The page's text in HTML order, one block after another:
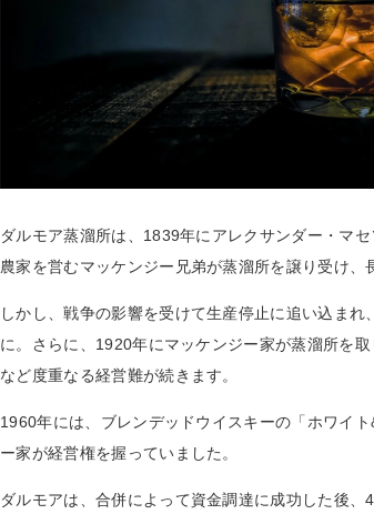
ダルモア蒸溜所は、1839年にアレクサンダー・マ
農家を営むマッケンジー兄弟が蒸溜所を譲り受け、
しかし、戦争の影響を受けて生産停止に追い込ま
に。さらに、1920年にマッケンジー家が蒸溜所を
など度重なる経営難が続きます。
1960年には、ブレンデッドウイスキーの「ホワイ
ー家が経営権を握っていました。
ダルモアは、合併によって資金調達に成功した後